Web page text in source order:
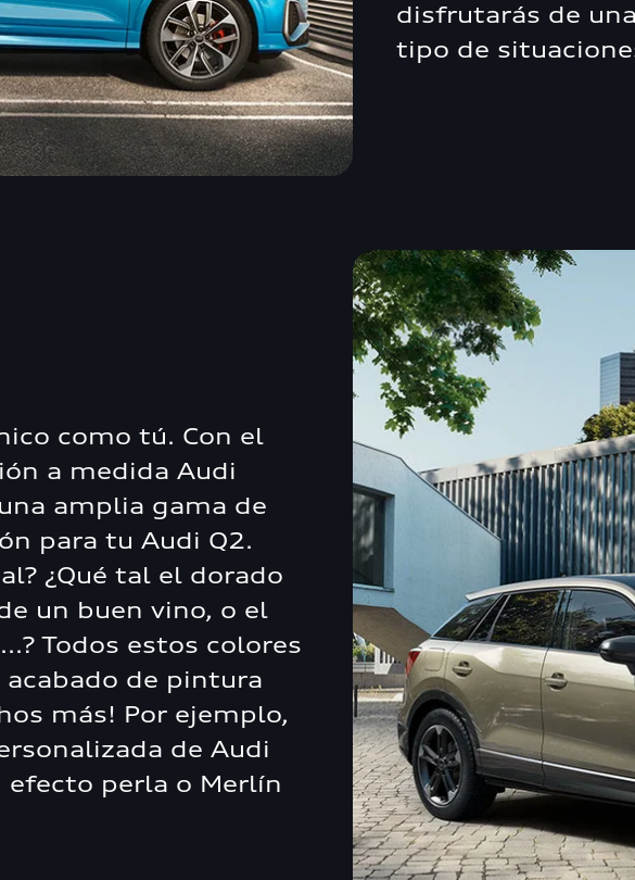
disfrutarás de
tipo de
como tú. Con el
a medida Audi
amplia gama de
para tu Audi Q2.
¿Qué tal el dorado
un buen vino, o el
Todos estos colores
de pintura
más! Por ejemplo,
de Audi
efecto perla o Merlín